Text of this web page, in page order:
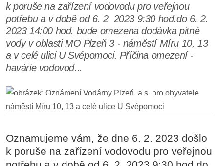
k poruše na zařízení vodovodu pro veřejnou
potřebu a v době od 6. 2. 2023 9:30 hod.do 6. 2.
2023 14:00 hod. bude omezena dodávka pitné
vody v oblasti MO Plzeň 3 - náměstí Míru 10, 13
a v celé ulici U Svépomoci. Příčina omezení -
havárie vodovod...
Oznamujeme vám, že dne 6. 2. 2023 došlo
k poruše na zařízení vodovodu pro veřejnou